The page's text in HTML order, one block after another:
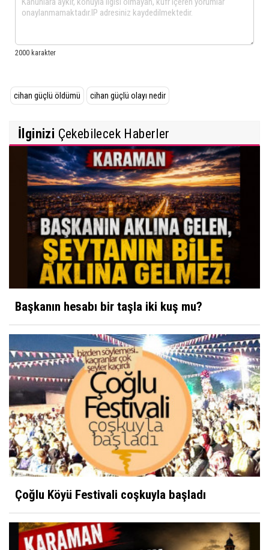
cihan güçlü öldümü cihan güçlü olayı nedir
İlginizi Çekebilecek Haberler
Başkanın hesabı bir taşla iki kuş mu?
Çoğlu Köyü Festivali coşkuyla başladı